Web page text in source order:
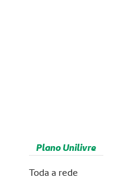
Plano Unilivre
Toda a rede